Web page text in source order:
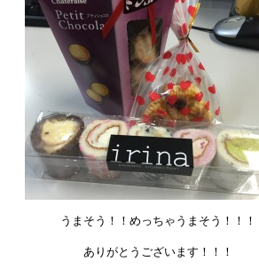
うまそう！！めっちゃうまそう！！！
ありがとうございます！！！